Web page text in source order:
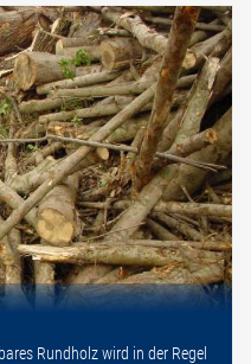
Rundholz wird in der Regel